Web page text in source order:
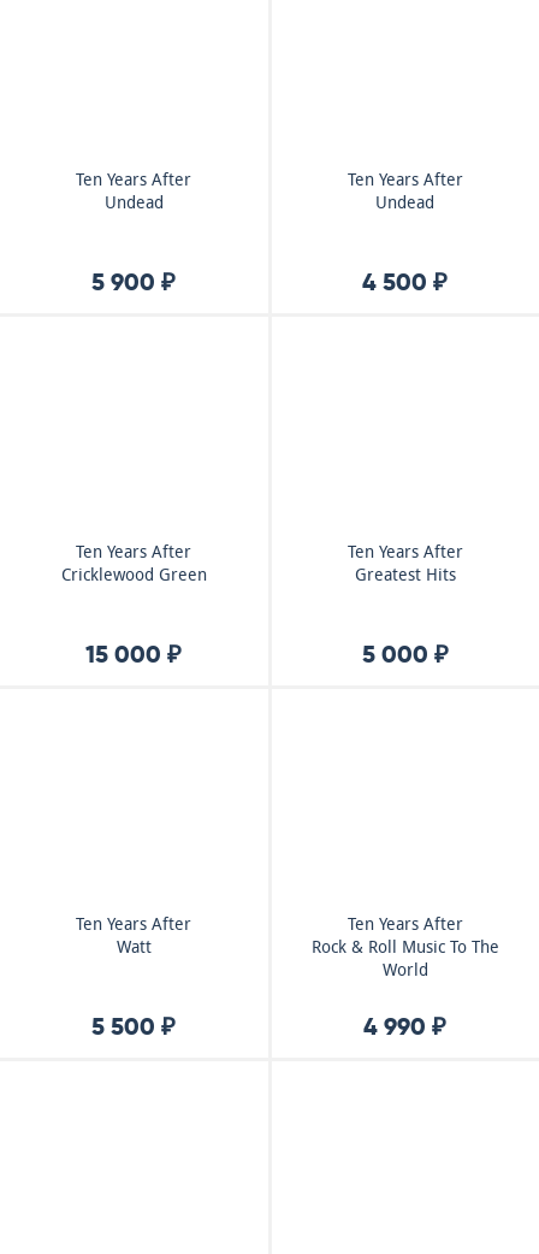
Ten Years After
Undead
5 900 ₽
Ten Years After
Undead
4 500 ₽
Ten Years After
Cricklewood Green
15 000 ₽
Ten Years After
Greatest Hits
5 000 ₽
Ten Years After
Watt
5 500 ₽
Ten Years After
Rock & Roll Music To The
World
4 990 ₽